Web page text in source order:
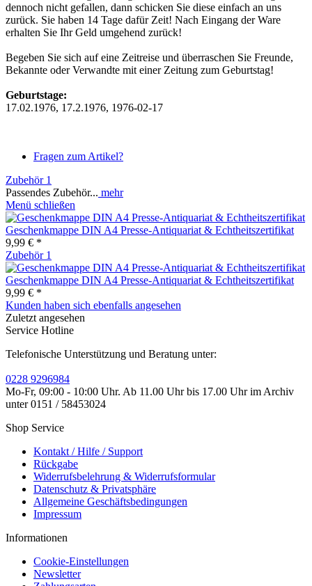
dennoch nicht gefallen, dann schicken Sie diese einfach an uns
zurück. Sie haben 14 Tage dafür Zeit! Nach Eingang der Ware
erhalten Sie Ihr Geld umgehend zurück!
Begeben Sie sich auf eine Zeitreise und überraschen Sie Freunde,
Bekannte oder Verwandte mit einer Zeitung zum Geburtstag!
Geburtstage:
17.02.1976, 17.2.1976, 1976-02-17
Fragen zum Artikel?
Zubehör 1
Passendes Zubehör... mehr
Menü schließen
Geschenkmappe DIN A4 Presse-Antiquariat & Echtheitszertifikat
9,99 € *
Zubehör 1
Geschenkmappe DIN A4 Presse-Antiquariat & Echtheitszertifikat
9,99 € *
Kunden haben sich ebenfalls angesehen
Zuletzt angesehen
Service Hotline
Telefonische Unterstützung und Beratung unter:
0228 9296984
Mo-Fr, 09:00 - 10:00 Uhr. Ab 11.00 Uhr bis 17.00 Uhr im Archiv
unter 0151 / 58453024
Shop Service
Kontakt / Hilfe / Support
Rückgabe
Widerrufsbelehrung & Widerrufsformular
Datenschutz & Privatsphäre
Allgemeine Geschäftsbedingungen
Impressum
Informationen
Cookie-Einstellungen
Newsletter